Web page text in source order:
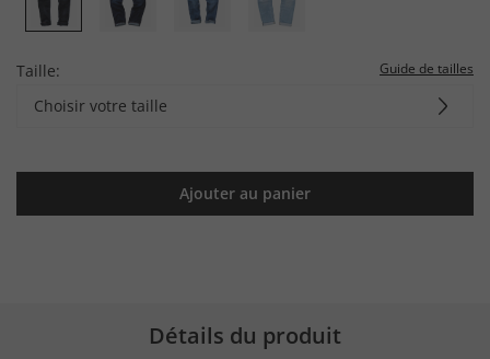
Taille: Guide de tailles
Choisir votre taille
Ajouter au panier
Détails du produit